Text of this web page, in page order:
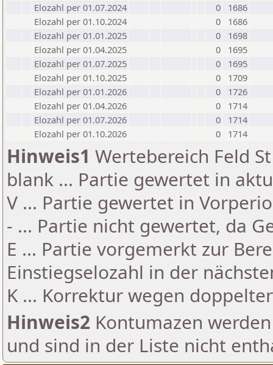
Elozahl per 01.07.2024
0
1686
Elozahl per 01.10.2024
0
1686
Elozahl per 01.01.2025
0
1698
Elozahl per 01.04.2025
0
1695
Elozahl per 01.07.2025
0
1695
Elozahl per 01.10.2025
0
1709
Elozahl per 01.01.2026
0
1726
Elozahl per 01.04.2026
0
1714
Elozahl per 01.07.2026
0
1714
Elozahl per 01.10.2026
0 1714
Hinweis1 Wertebereich Feld
blank ... Partie gewertet in
V ... Partie gewertet in
- ... Partie nicht gewertet, da
E ... Partie vorgemerkt zur
Einstiegselozahl in der
K ... Korrektur wegen
Hinweis2 Kontumazen
und sind in der Liste nicht